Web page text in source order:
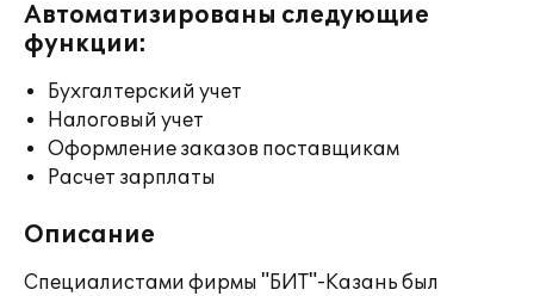
Автоматизированы следующие
функции:
Бухгалтерский учет
Налоговый учет
Оформление заказов поставщикам
Расчет зарплаты
Описание
Специалистами фирмы "БИТ"-Казань был